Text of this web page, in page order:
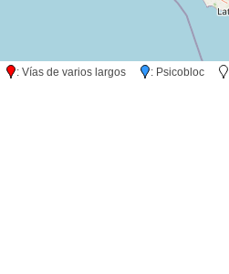
: Vías de varios largos : Psicobloc